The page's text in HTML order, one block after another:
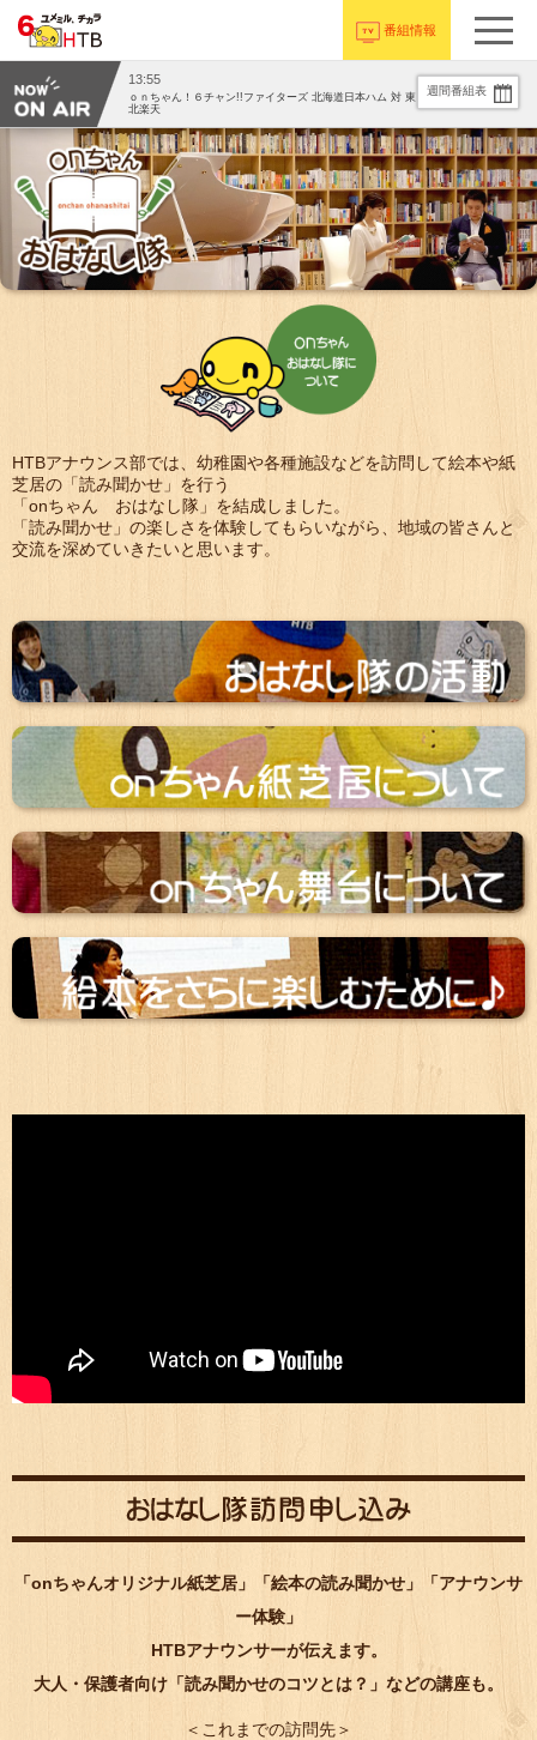
番組情報
13:55
ｏｎちゃん！６チャン!!ファイターズ 北海道日本ハム 対 東
北楽天
週間番組表
HTBアナウンス部では、幼稚園や各種施設などを訪問して絵本や紙
芝居の「読み聞かせ」を行う
「onちゃん おはなし隊」を結成しました。
「読み聞かせ」の楽しさを体験してもらいながら、地域の皆さんと
交流を深めていきたいと思います。
「onちゃんオリジナル紙芝居」「絵本の読み聞かせ」「アナウンサ
ー体験」
HTBアナウンサーが伝えます。
大人・保護者向け「読み聞かせのコツとは？」などの講座も。
＜これまでの訪問先＞